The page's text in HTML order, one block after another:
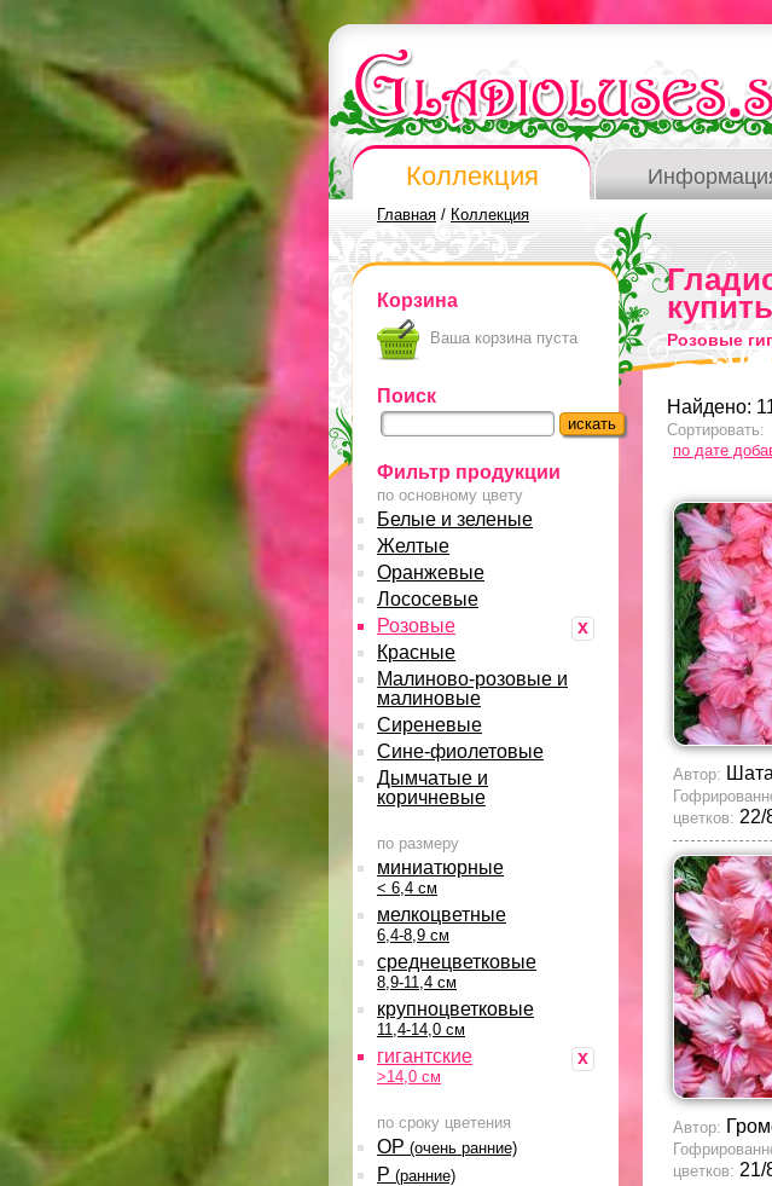
Коллекция
Главная / Коллекция
Корзина
Ваша корзина пуста
Поиск
Фильтр продукции
по основному цвету
Белые и зеленые
Желтые
Оранжевые
Лососевые
x
Розовые
Красные
Малиново-розовые и
малиновые
Сиреневые
Сине-фиолетовые
Дымчатые и
коричневые
по размеру
миниатюрные
< 6,4 см
мелкоцветные
6,4-8,9 см
среднецветковые
8,9-11,4 см
крупноцветковые
11,4-14,0 см
x
гигантские
>14,0 см
по сроку цветения
ОР (очень ранние)
Р (ранние)
Розовые
Найдено:
Сортировать:
по дате
Автор:
цветков: 22/
Автор:
цветков: 21/